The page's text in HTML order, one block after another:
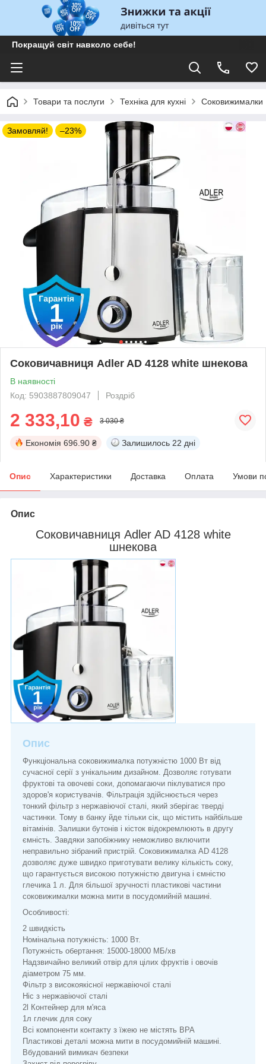
Покращуй світ навколо себе!
Товари та послуги Техніка для кухні Соковижималки
Замовляй! –23%
Соковичавниця Adler AD 4128 white шнекова
В наявності
Код: 5903887809047
Роздріб
2 333,10 ₴ 3 030 ₴
Економія 696.90 ₴ Залишилось 22 дні
Опис Характеристики Доставка Оплата Умови
Опис
Соковичавниця Adler AD 4128 white
шнекова
Опис
Функціональна соковижималка потужністю 1000 Вт від
сучасної серії з унікальним дизайном. Дозволяє готувати
фруктові та овочеві соки, допомагаючи піклуватися про
здоров'я користувачів. Фільтрація здійснюється через
тонкий фільтр з нержавіючої сталі, який зберігає тверді
частинки. Тому в банку йде тільки сік, що містить найбільше
вітамінів. Залишки бутонів і кісток відокремлюють в другу
ємність. Завдяки запобіжнику неможливо включити
неправильно зібраний пристрій. Соковижималка AD 4128
дозволяє дуже швидко приготувати велику кількість соку,
що гарантується високою потужністю двигуна і ємністю
глечика 1 л. Для більшої зручності пластикові частини
соковижималки можна мити в посудомийній машині.
Особливості:
2 швидкість
Номінальна потужність: 1000 Вт.
Потужність обертання: 15000-18000 МБ/хв
Надзвичайно великий отвір для цілих фруктів і овочів
діаметром 75 мм.
Фільтр з високоякісної нержавіючої сталі
Ніс з нержавіючої сталі
2l Контейнер для м'яса
1л глечик для соку
Всі компоненти контакту з їжею не містять BPA
Пластикові деталі можна мити в посудомийній машині.
Вбудований вимикач безпеки